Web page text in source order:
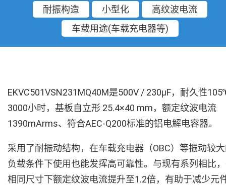
耐振构造 小型化
高纹波电流
车载用途(车载充电器等)
EKVC501VSN231MQ40M是500V / 230µF，耐久性
3000小时，基板自立形 25.4×40 mm，额定纹波电流
1390mArms、符合AEC-Q200标准的铝电解电容器。
采用了耐振动结构，在车载充电器（OBC）等振动较
负载条件下使用也能发挥高可靠性。与现有系列相比
相同尺寸下额定纹波电流提升至1.2倍，有助于减少元